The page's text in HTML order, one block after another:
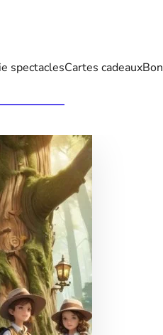
spectaclesCartes cadeaux